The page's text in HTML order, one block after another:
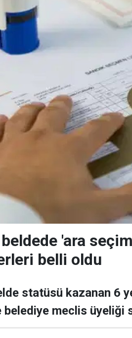
'ara
belli oldu
statüsü kazanan 6
belediye meclis üyeliği